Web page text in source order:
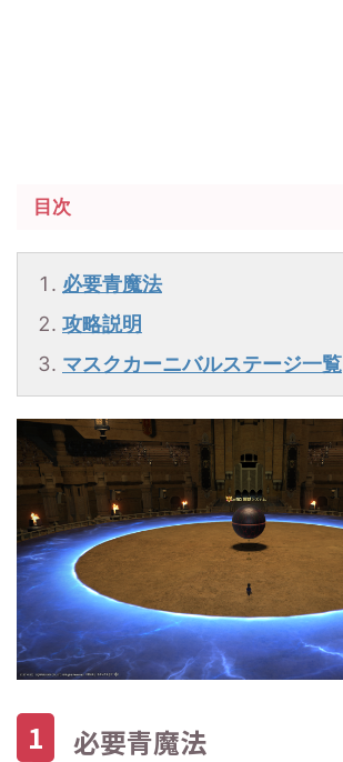
目次
必要青魔法
攻略説明
マスクカーニバルステージ一覧
必要青魔法